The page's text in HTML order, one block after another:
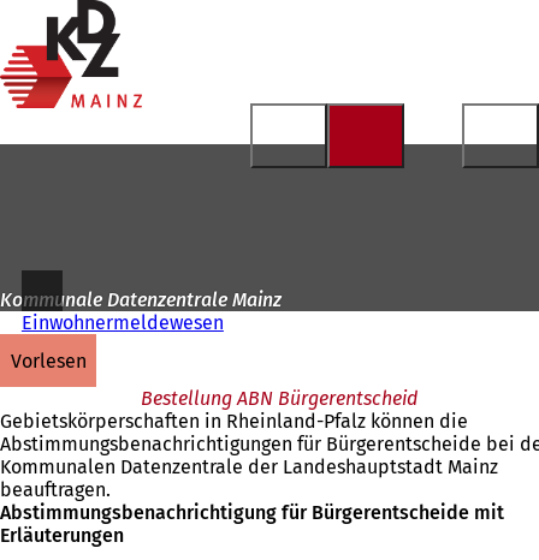
Inhalt anspringen
Startseite
Kommunale Datenzentrale Mainz
Einwohnermeldewesen
vorlesen
Bestellung ABN Bürgerentscheid
Gebietskörperschaften in Rheinland-Pfalz können die
Abstimmungsbenachrichtigungen für Bürgerentscheide bei
Kommunalen Datenzentrale der Landeshauptstadt Mainz
beauftragen.
Abstimmungsbenachrichtigung für Bürgerentscheide mit
Erläuterungen